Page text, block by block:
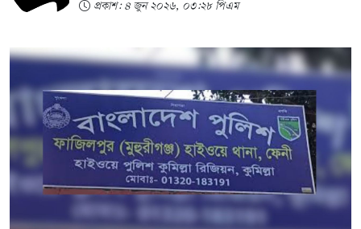
প্রকাশ: ৪ জুন ২০২৬, ০৩:২৮ পিএম